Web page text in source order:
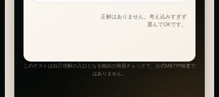
正解はありません。考え込みすぎず
選んでOKです。
このテストは自己理解の入口となる独自の簡易チェックで、公式MBTI®検査で
はありません。